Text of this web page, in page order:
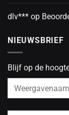
dlv*** op
NIEUWSBRIEF
Blijf op de